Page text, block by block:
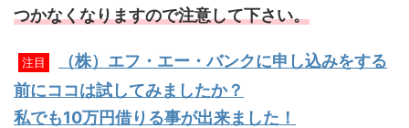
つかなくなりますので注意して下さい。
注目
（株）エフ・エー・バンクに申し込みをする
前にココは試してみましたか？
私でも10万円借りる事が出来ました！